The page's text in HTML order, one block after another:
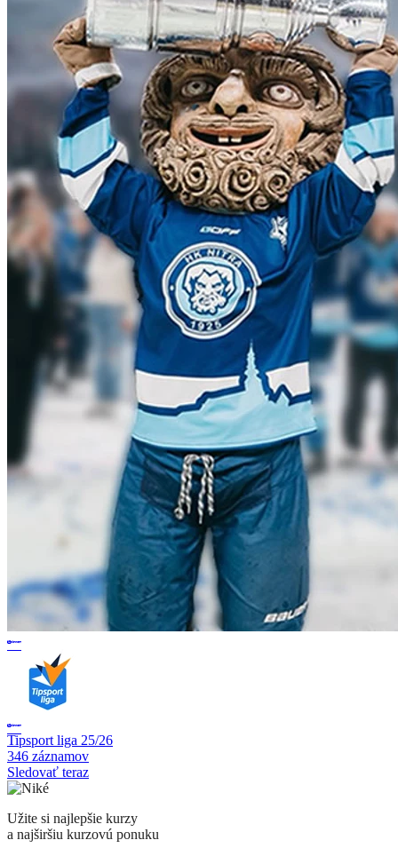
Tipsport liga 25/26
346 záznamov
Sledovať teraz
Užite si najlepšie kurzy
a najširšiu kurzovú ponuku